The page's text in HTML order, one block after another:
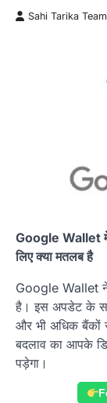
Sahi Tarika Team
Google Wallet में
लिए क्या मतलब है
Google Wallet
है। इस अपडेट के
और भी अधिक बैंकों
बदलाव का आपके
पड़ेगा।